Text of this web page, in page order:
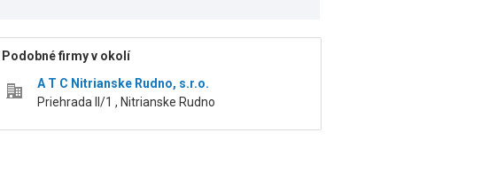
Podobné firmy v okolí
A T C Nitrianske Rudno, s.r.o.
Priehrada II/1 , Nitrianske Rudno